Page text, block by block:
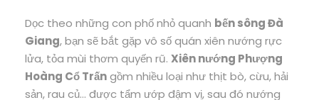
Dọc theo những con phố nhỏ quanh bến sông Đà
Giang, bạn sẽ bắt gặp vô số quán xiên nướng rực
lửa, tỏa mùi thơm quyến rũ. Xiên nướng Phượng
Hoàng Cổ Trấngồm nhiều loại như thịt bò, cừu, hải
sản, rau củ… được tẩm ướp đậm vị, sau đó nướng